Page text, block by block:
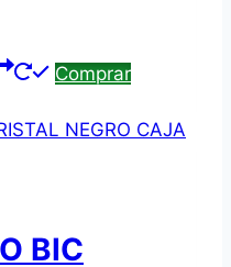
Comprar
BIC